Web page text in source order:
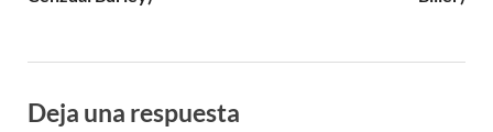
Deja una respuesta